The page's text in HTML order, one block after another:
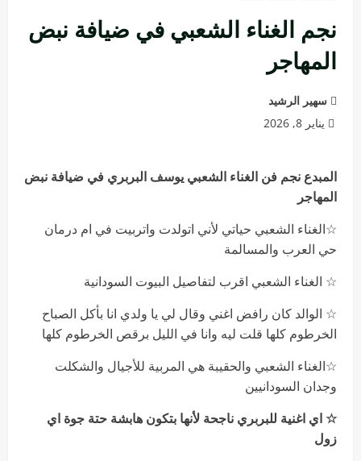
نجم الغناء الشعبي في ضيافة نبض
المهاجر
سهير الرشيد
يناير 8, 2026
المبدع نجم فن الغناء الشعبي يوسف البربري في ضيافة نبض
المهاجر
☆الغناء الشعبي حياتي لأني اتولدت واتربيت في ام درمان
حي العرب والمسالمة
☆ الغناء الشعبي اقرب لتفاصيل البيوت السودانية
☆ الوالد كان رافض اغني وقال لي يا ولدي انا بأكل الصباح
الخرطوم كلها قلت ليه وانا في الليل برقص الخرطوم كلها
☆الغناء الشعبي والحقيبة هي المربية للأجيال والشكلت
وجدان السودانيين
☆ اي اغنية للبربري ناجحة لأنها بتكون هابشة حتة جوة اي
زول